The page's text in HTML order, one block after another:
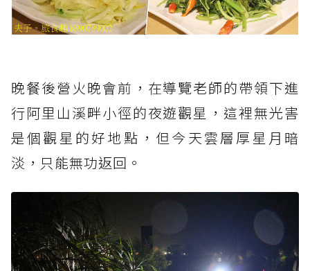
晚餐後營火晚會前，在導覽老師的帶領下進
行阿里山溪畔小徑的夜遊觀星，這裡無光害
是個觀星的好地點，但今天雲層厚星月暗
淡，只能無功返回。